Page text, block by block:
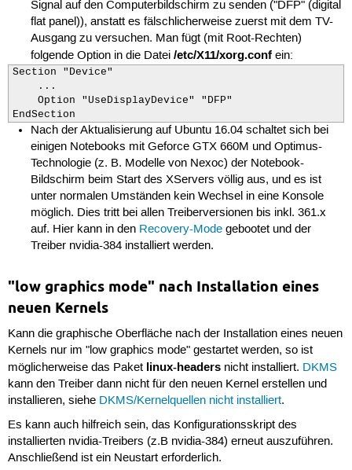
Signal auf den Computerbildschirm zu senden ("DFP" (digital
flat panel)), anstatt es fälschlicherweise zuerst mit dem TV-
Ausgang zu versuchen. Man fügt (mit Root-Rechten)
folgende Option in die Datei/etc/X11/xorg.conf ein:
Section "Device"
    ...
    Option "UseDisplayDevice" "DFP"
EndSection
Nach der Aktualisierung auf Ubuntu 16.04 schaltet sich bei
einigen Notebooks mit Geforce GTX 660M und Optimus-
Technologie (z. B. Modelle von Nexoc) der Notebook-
Bildschirm beim Start des XServers völlig aus, und es ist
unter normalen Umständen kein Wechsel in eine Konsole
möglich. Dies tritt bei allen Treiberversionen bis inkl. 361.x
auf. Hier kann in den Recovery-Mode gebootet und der
Treiber nvidia-384 installiert werden.
"low graphics mode" nach Installation eines
neuen Kernels
Kann die graphische Oberfläche nach der Installation eines neuen
Kernels nur im "low graphics mode" gestartet werden, so ist
möglicherweise das Paket linux-headersnicht installiert. DKMS
kann den Treiber dann nicht für den neuen Kernel erstellen und
installieren, siehe DKMS/Kernelquellen nicht installiert.
Es kann auch hilfreich sein, das Konfigurationsskript des
installierten nvidia-Treibers (z.B nvidia-384) erneut auszuführen.
Anschließend ist ein Neustart erforderlich.